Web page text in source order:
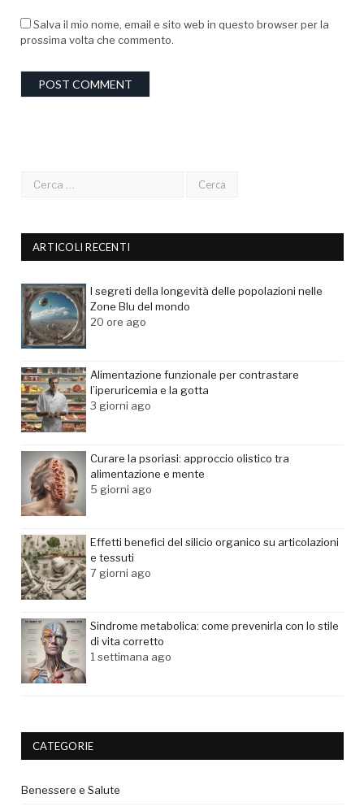
Salva il mio nome, email e sito web in questo browser per la
prossima volta che commento.
ARTICOLI RECENTI
I segreti della longevità delle popolazioni nelle
Zone Blu del mondo
20 ore ago
Alimentazione funzionale per contrastare
l’iperuricemia e la gotta
3 giorni ago
Curare la psoriasi: approccio olistico tra
alimentazione e mente
5 giorni ago
Effetti benefici del silicio organico su articolazioni
e tessuti
7 giorni ago
Sindrome metabolica: come prevenirla con lo stile
di vita corretto
1 settimana ago
CATEGORIE
Benessere e Salute